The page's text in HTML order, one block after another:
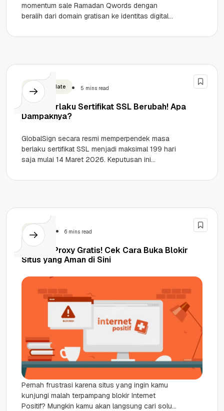
momentum sale Ramadan Qwords dengan
beralih dari domain gratisan ke identitas digital
Produk Update 5 mins read
Masa Berlaku Sertifikat SSL Berubah! Apa
Dampaknya?
GlobalSign secara resmi memperpendek masa
berlaku sertifikat SSL menjadi maksimal 199 hari
saja mulai 14 Maret 2026. Keputusan ini
Security 6 mins read
Bahaya Proxy Gratis! Cek Cara Buka Blokir
Situs yang Aman di Sini
Pernah frustrasi karena situs yang ingin kamu
kunjungi malah terpampang blokir Internet
Positif? Mungkin kamu akan langsung cari solusi